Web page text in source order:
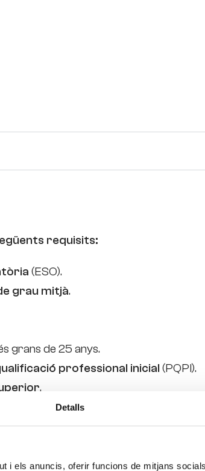
Detalls
i els anuncis, oferir funcions de mitjans
requisits:
(ESO).
grau mitjà.
grans de 25 anys.
professional inicial (PQPI).
.
accedir superant una